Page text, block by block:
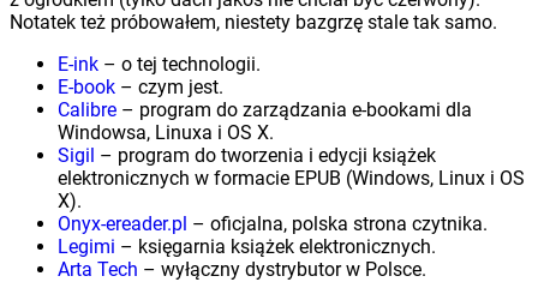
Notatek też próbowałem, niestety bazgrzę stale tak samo.
E-ink – o tej technologii.
E-book – czym jest.
Calibre – program do zarządzania e-bookami dla
Windowsa, Linuxa i OS X.
Sigil – program do tworzenia i edycji książek
elektronicznych w formacie EPUB (Windows, Linux i OS
X).
Onyx-ereader.pl – oficjalna, polska strona czytnika.
Legimi – księgarnia książek elektronicznych.
Arta Tech – wyłączny dystrybutor w Polsce.